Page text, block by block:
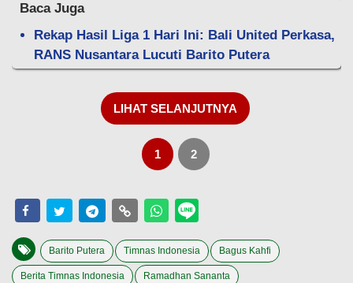
Baca Juga
Rekap Hasil Liga 1 Hari Ini: Bali United Perkasa,
RANS Nusantara Lucuti Barito Putera
LIHAT SELANJUTNYA
1 2
Barito Putera Timnas Indonesia Bagus Kahfi
Berita Timnas Indonesia Ramadhan Sananta